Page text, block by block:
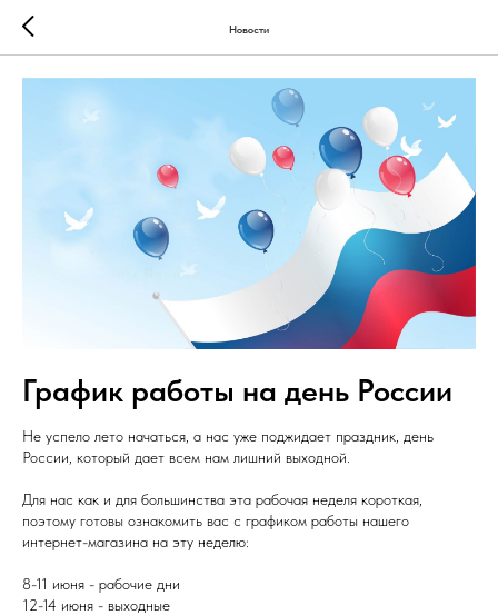
Новости
График работы на день России
Не успело лето начаться, а нас уже поджидает праздник, день
России, который дает всем нам лишний выходной.
Для нас как и для большинства эта рабочая неделя короткая,
поэтому готовы ознакомить вас с графиком работы нашего
интернет-магазина на эту неделю:
8-11 июня - рабочие дни
12-14 июня - выходные